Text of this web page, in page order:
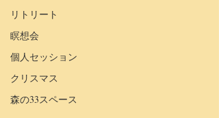
リトリート
瞑想会
個人セッション
クリスマス
森の33スペース